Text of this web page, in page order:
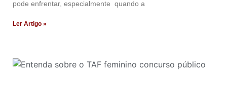
pode enfrentar, especialmente quando a
Ler Artigo »